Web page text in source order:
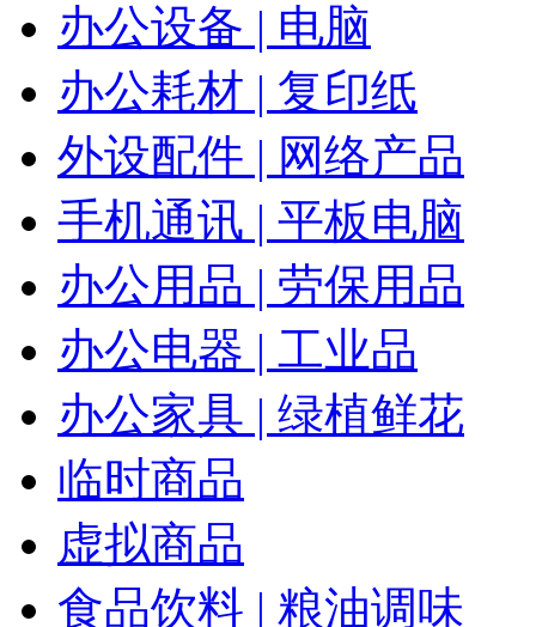
办公设备 | 电脑
办公耗材 | 复印纸
外设配件 | 网络产品
手机通讯 | 平板电脑
办公用品 | 劳保用品
办公电器 | 工业品
办公家具 | 绿植鲜花
临时商品
虚拟商品
食品饮料 | 粮油调味